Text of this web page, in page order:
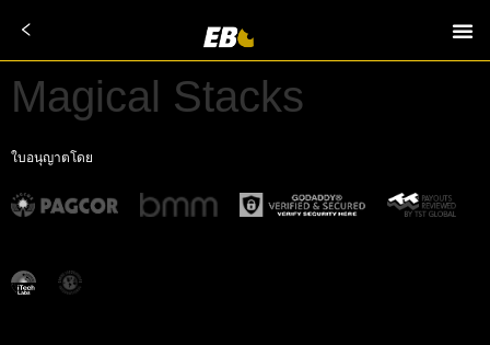
Magical Stacks
ใบอนุญาตโดย